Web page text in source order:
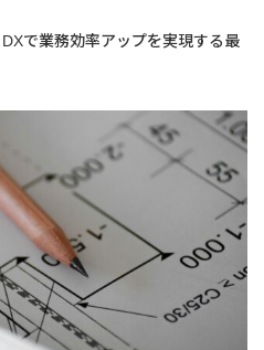
で業務効率アップを実現する最